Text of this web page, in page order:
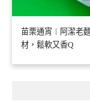
苗栗通宵︱阿潔老
材，鬆軟又香Q